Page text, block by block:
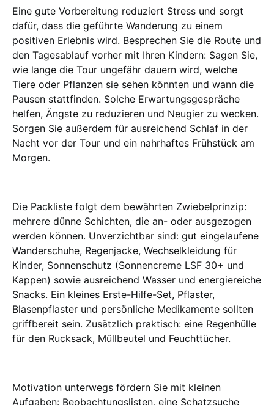
Eine gute Vorbereitung reduziert Stress und sorgt
dafür, dass die geführte Wanderung zu einem
positiven Erlebnis wird. Besprechen Sie die Route und
den Tagesablauf vorher mit Ihren Kindern: Sagen Sie,
wie lange die Tour ungefähr dauern wird, welche
Tiere oder Pflanzen sie sehen könnten und wann die
Pausen stattfinden. Solche Erwartungsgespräche
helfen, Ängste zu reduzieren und Neugier zu wecken.
Sorgen Sie außerdem für ausreichend Schlaf in der
Nacht vor der Tour und ein nahrhaftes Frühstück am
Morgen.
Die Packliste folgt dem bewährten Zwiebelprinzip:
mehrere dünne Schichten, die an- oder ausgezogen
werden können. Unverzichtbar sind: gut eingelaufene
Wanderschuhe, Regenjacke, Wechselkleidung für
Kinder, Sonnenschutz (Sonnencreme LSF 30+ und
Kappen) sowie ausreichend Wasser und energiereiche
Snacks. Ein kleines Erste-Hilfe-Set, Pflaster,
Blasenpflaster und persönliche Medikamente sollten
griffbereit sein. Zusätzlich praktisch: eine Regenhülle
für den Rucksack, Müllbeutel und Feuchttücher.
Motivation unterwegs fördern Sie mit kleinen
Aufgaben: Beobachtungslisten, eine Schatzsuche